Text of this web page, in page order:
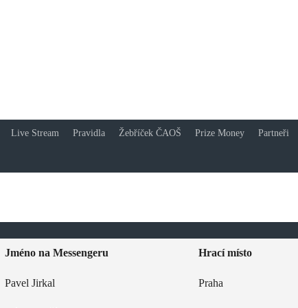
Live Stream Pravidla Žebříček ČAOŠ Prize Money Partneři
Jméno na Messengeru Hrací místo
Pavel Jirkal Praha